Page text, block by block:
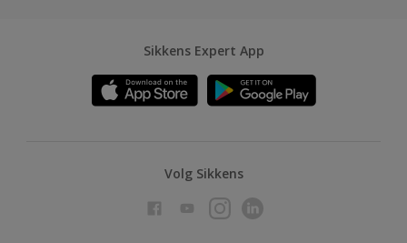
Sikkens Expert App
Volg Sikkens